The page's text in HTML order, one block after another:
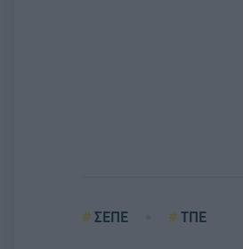
ΣΕΠΕ ΤΠΕ